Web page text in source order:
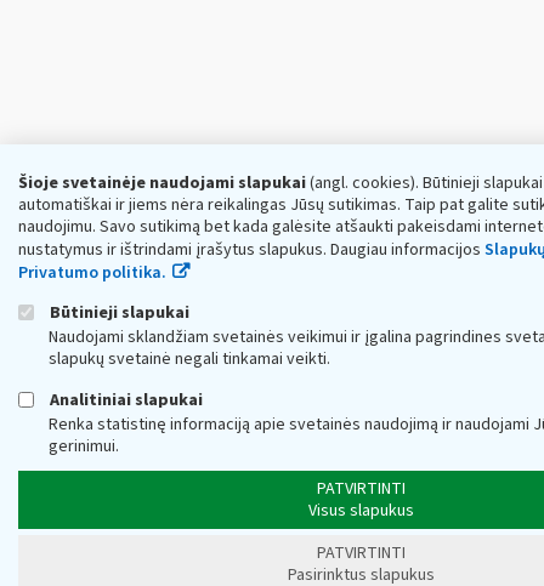
Šioje svetainėje naudojami slapukai(angl. cookies). Būtinieji
automatiškai ir jiems nėra reikalingas Jūsų sutikimas. Taip pat galite
naudojimu. Savo sutikimą bet kada galėsite atšaukti pakeisdami
nustatymus ir ištrindami įrašytus slapukus. Daugiau informacijos
Privatumo politika.
Būtinieji slapukai
Naudojami sklandžiam svetainės veikimui ir įgalina pagrindines
slapukų svetainė negali tinkamai veikti.
Analitiniai slapukai
Renka statistinę informaciją apie svetainės naudojimą ir naudojami
gerinimui.
PATVIRTINTI
Visus slapukus
PATVIRTINTI
Pasirinktus slapukus